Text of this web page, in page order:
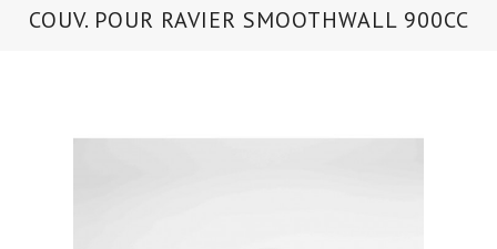
COUV. POUR RAVIER SMOOTHWALL 900CC